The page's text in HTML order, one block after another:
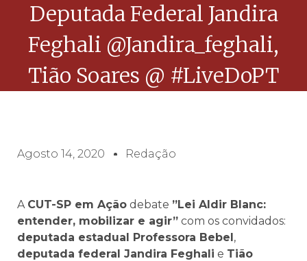
Deputada Federal Jandira
Feghali @jandira_feghali,
Tião Soares @ #LiveDoPT
Agosto 14, 2020 Redação
A CUT-SP em Ação debate ”Lei Aldir Blanc:
entender, mobilizar e agir” com os convidados:
deputada estadual Professora Bebel,
deputada federal Jandira Feghali e Tião